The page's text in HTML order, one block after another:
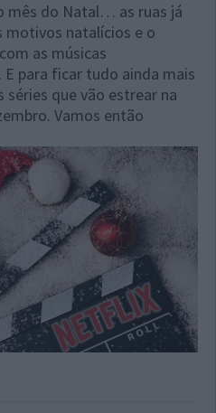
mês do Natal… as ruas já
natalícios e o
as músicas
para ficar tudo ainda mais
séries que vão estrear na
Vamos então